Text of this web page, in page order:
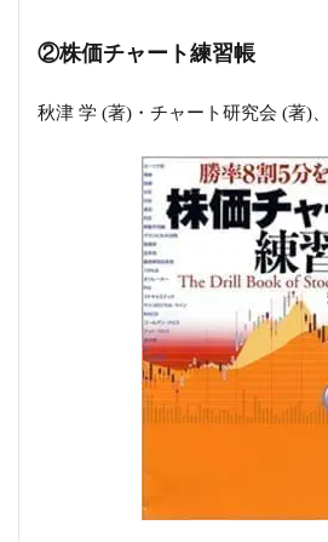
②株価チャート練習帳
秋津 学 (著)・チャート研究会 (著)